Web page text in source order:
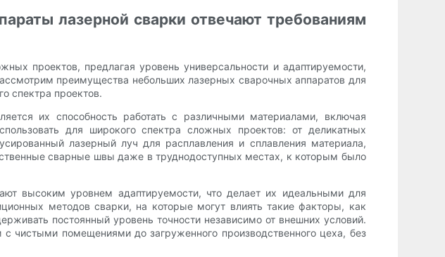
лазерной сварки отвечают требованиям
проектов, предлагая уровень универсальности и адаптируемости,
преимущества небольших лазерных сварочных аппаратов для
спектра проектов.
их способность работать с различными материалами, включая
для широкого спектра сложных проектов: от деликатных
лазерный луч для расплавления и сплавления материала,
сварные швы даже в труднодоступных местах, к которым было
высоким уровнем адаптируемости, что делает их идеальными для
методов сварки, на которые могут влиять такие факторы, как
постоянный уровень точности независимо от внешних условий.
чистыми помещениями до загруженного производственного цеха, без